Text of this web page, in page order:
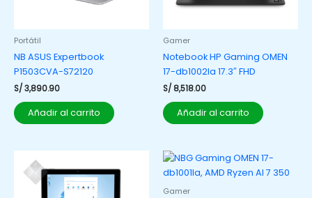
Portátil
NB ASUS Expertbook
P1503CVA-S72120
S/3,890.90
Añadir al carrito
Gamer
Notebook HP Gaming OMEN
17-db1002la 17.3″ FHD
S/ 8,518.00
Añadir al carrito
Gamer